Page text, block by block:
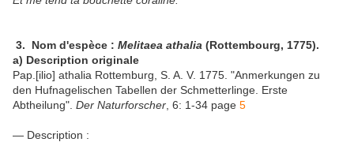
3. Nom d'espèce : Melitaea athalia (Rottembourg, 1775).
a) Description originale
Pap.[ilio] athalia Rottemburg, S. A. V. 1775. "Anmerkungen zu
den Hufnagelischen Tabellen der Schmetterlinge. Erste
Abtheilung". Der Naturforscher , 6: 1-34 page 5
— Description :